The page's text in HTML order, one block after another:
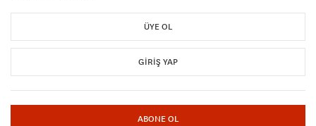
ÜYE OL
GIRIŞ YAP
ABONE OL